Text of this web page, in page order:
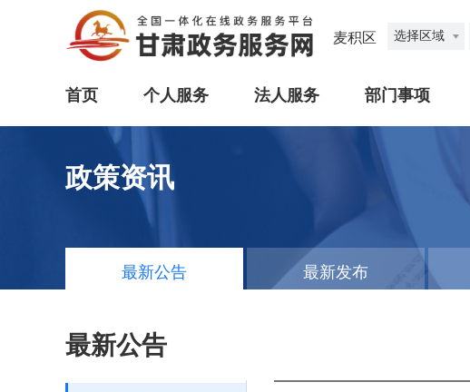
麦积区 选择区域
首页 个人服务 法人服务 部门事项
政策资讯
最新公告 最新发布
最新公告